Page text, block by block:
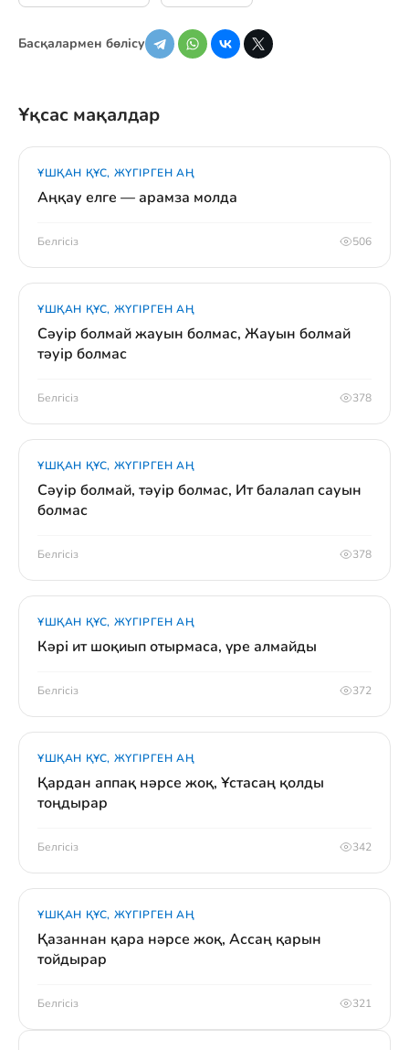
Басқалармен бөлісу
Ұқсас мақалдар
ҰШҚАН ҚҰС, ЖҮГІРГЕН АҢ
Аңқау елге — арамза молда
Белгісіз 506
ҰШҚАН ҚҰС, ЖҮГІРГЕН АҢ
Сәуір болмай жауын болмас, Жауын болмай
тәуір болмас
Белгісіз 378
ҰШҚАН ҚҰС, ЖҮГІРГЕН АҢ
Сәуір болмай, тәуір болмас, Ит балалап сауын
болмас
Белгісіз 378
ҰШҚАН ҚҰС, ЖҮГІРГЕН АҢ
Кәрі ит шоқиып отырмаса, үре алмайды
Белгісіз 372
ҰШҚАН ҚҰС, ЖҮГІРГЕН АҢ
Қардан аппақ нәрсе жоқ, Ұстасаң қолды
тоңдырар
Белгісіз 342
ҰШҚАН ҚҰС, ЖҮГІРГЕН АҢ
Қазаннан қара нәрсе жоқ, Ассаң қарын
тойдырар
Белгісіз 321